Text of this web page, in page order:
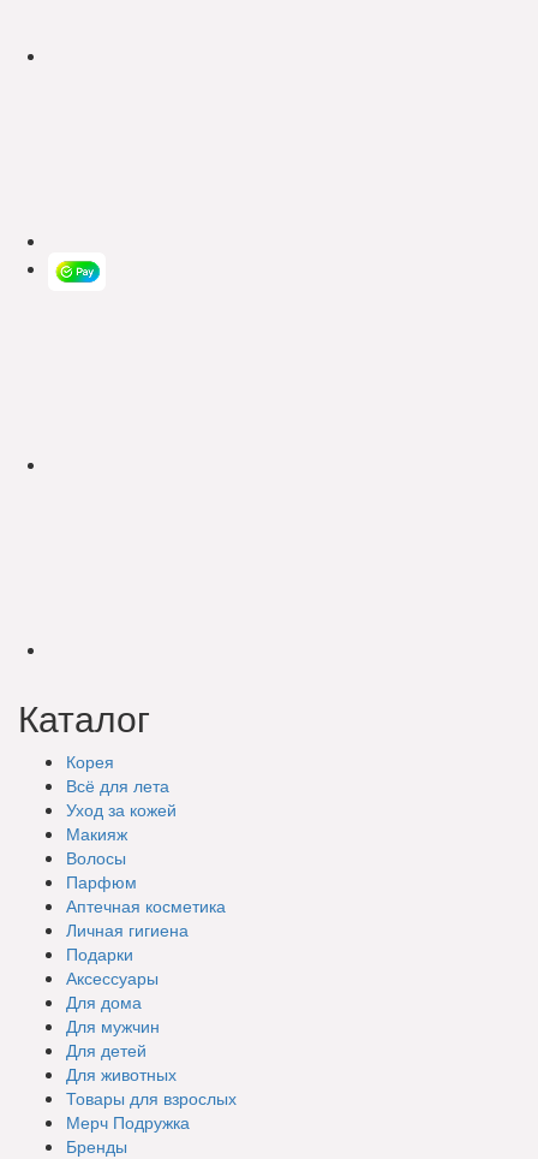
Каталог
Корея
Всё для лета
Уход за кожей
Макияж
Волосы
Парфюм
Аптечная косметика
Личная гигиена
Подарки
Аксессуары
Для дома
Для мужчин
Для детей
Для животных
Товары для взрослых
Мерч Подружка
Бренды